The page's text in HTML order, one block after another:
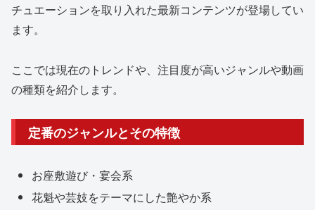
チュエーションを取り入れた最新コンテンツが登場してい
ます。
ここでは現在のトレンドや、注目度が高いジャンルや動画
の種類を紹介します。
定番のジャンルとその特徴
お座敷遊び・宴会系
花魁や芸妓をテーマにした艶やか系